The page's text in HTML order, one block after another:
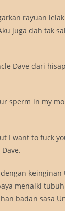
rayuan
juga dah tak
Dave dari
sperm in my
I want to fuck
menaiki
badan sasa